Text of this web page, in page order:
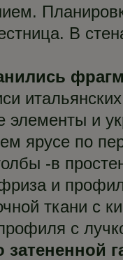
В
элементы и
ярусе по
-в
и
ткани с
с